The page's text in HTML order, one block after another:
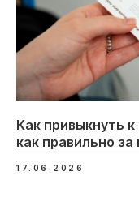
Как привыкнуть
как правильно
17.06.2026